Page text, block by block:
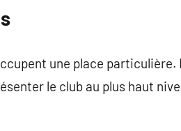
une place
le club au plus haut